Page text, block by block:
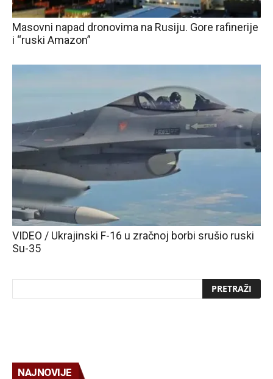
Masovni napad dronovima na Rusiju. Gore rafinerije
i “ruski Amazon”
VIDEO / Ukrajinski F-16 u zračnoj borbi srušio ruski
Su-35
NAJNOVIJE